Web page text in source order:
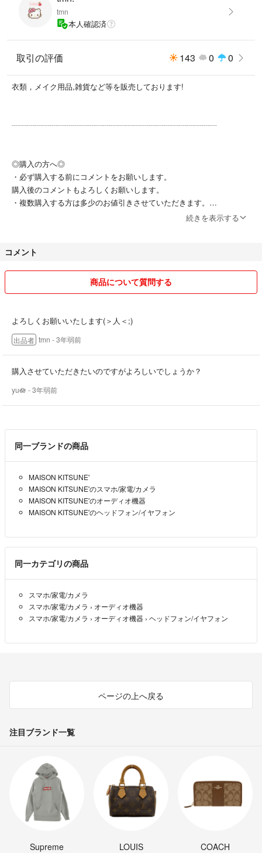
tmn
本人確認済
取引の評価 143 0 0
衣類，メイク用品,雑貨など等を販売しております!
┈┈┈┈┈┈┈┈┈┈┈┈┈┈┈┈┈┈┈┈┈┈┈┈┈┈┈
◎購入の方へ◎
・必ず購入する前にコメントをお願いします。
購入後のコメントもよろしくお願いします。
・複数購入する方は多少のお値引きさせていただきます。
・普通郵便､レターパックにて
発送させていただきます。
その場合あらかじめご連絡させて頂きます。）
・土日祝は発送できる日とできない日があります。
◎お値下げについて◎
・理由なしでのお値下げは出来ません。
最後までご覧頂きありがとうございます！
皆様に喜んで頂けるよう丁寧に販売しています！
続きを表示する
コメント
商品について質問する
よろしくお願いいたします(＞人＜;)
出品者 tmn - 3年弱前
購入させていただきたいのですがよろしいでしょうか？
yu🪷- 3年弱前
同一ブランドの商品
MAISON KITSUNE'
MAISON KITSUNE'のスマホ/家電/カメラ
MAISON KITSUNE'のオーディオ機器
MAISON KITSUNE'のヘッドフォン/イヤフォン
同一カテゴリの商品
スマホ/家電/カメラ
スマホ/家電/カメラ › オーディオ機器
スマホ/家電/カメラ › オーディオ機器 › ヘッドフォン/イヤフォン
ページの上へ戻る
注目ブランド一覧
Supreme
LOUIS
COACH